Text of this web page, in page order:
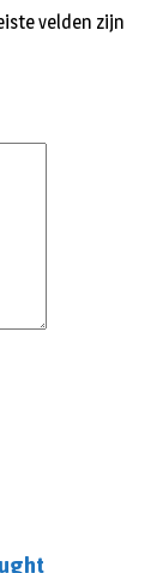
velden zijn